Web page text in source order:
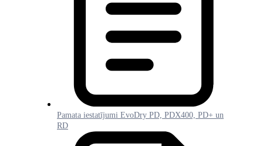
Pamata iestatījumi EvoDry PD, PDX400, PD+ un
RD